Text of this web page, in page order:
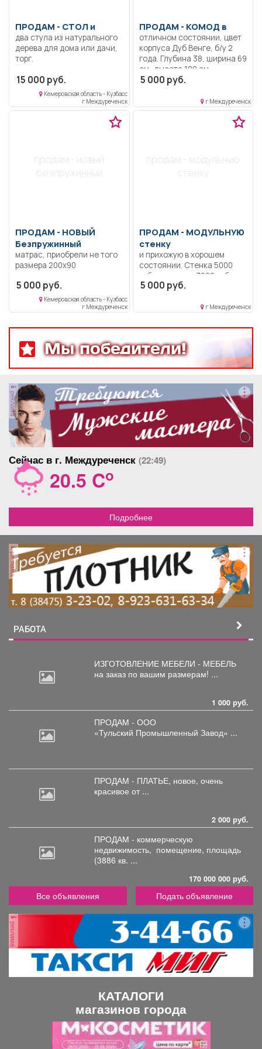
ПРОДАМ - СТОЛ и
два стула из натурального
дерева для дома или дачи,
торг.
15 000 руб.
Кемеровская область - Кузбасс
г Междуреченск
ПРОДАМ - КОМОД в
отличном состоянии, цвет
корпуса Дуб Венге, б/у 2
года. Глубина 38, ширина 69
см., высота 100 см.
Материал каркаса ЛДСП,
ПВХ, материал фасада
МДФ.
5 000 руб.
г Междуреченск
продам - новый
безпружинный
ПРОДАМ - НОВЫЙ
Безпружинный
матрас, приобрели не того
размера 200х90
5 000 руб.
Кемеровская область - Кузбасс
г Междуреченск
продам - модульную
стенку
ПРОДАМ - МОДУЛЬНУЮ
стенку
и прихожую в хорошем
состоянии. Стенка 5000
руб., прихожка 3000 руб.
5 000 руб.
г Междуреченск
Мы победители!
реклама
Сейчас в г. Междуреченск (22:49)
20.5 Co
Подробнее
реклама
РАБОТА
ИЗГОТОВЛЕНИЕ МЕБЕЛИ - МЕБЕЛЬ
на заказ по вашим размерам! ...
1 000 руб.
ПРОДАМ - ООО
«Тульский Промышленный Завод» ...
ПРОДАМ - ПЛАТЬЕ, новое, очень
красивое от ...
2 000 руб.
ПРОДАМ - коммерческую
недвижимость,
(3886 кв. ...
170 000 000 руб.
Все объявления Подать объявление
реклама
КАТАЛОГИ
магазинов города